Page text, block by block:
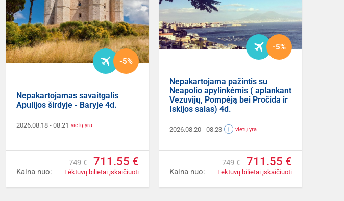
-5%
Nepakartojamas savaitgalis
Apulijos širdyje - Baryje 4d.
2026.08.18 - 08.21 vietų yra
Kaina nuo:
749 € 711.55 €
Lėktuvų bilietai įskaičiuoti
-5%
Nepakartojama pažintis su
Neapolio apylinkėmis ( aplankant
Vezuvijų, Pompėją bei Pročida ir
Iskijos salas) 4d.
2026.08.20 - 08.23 vietų yra
Kaina nuo:
749 € 711.55 €
Lėktuvų bilietai įskaičiuoti